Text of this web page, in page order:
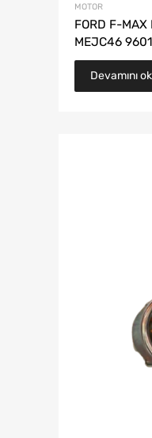
MOTOR
FORD F-MAX
MEJC46
Devamını